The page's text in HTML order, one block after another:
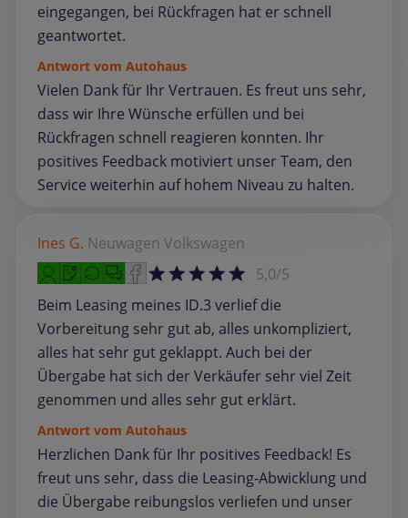
eingegangen, bei Rückfragen hat er schnell
geantwortet.
Antwort vom Autohaus
Vielen Dank für Ihr Vertrauen. Es freut uns sehr,
dass wir Ihre Wünsche erfüllen und bei
Rückfragen schnell reagieren konnten. Ihr
positives Feedback motiviert unser Team, den
Service weiterhin auf hohem Niveau zu halten.
Ines G. Neuwagen Volkswagen
5,0/5
Beim Leasing meines ID.3 verlief die
Vorbereitung sehr gut ab, alles unkompliziert,
alles hat sehr gut geklappt. Auch bei der
Übergabe hat sich der Verkäufer sehr viel Zeit
genommen und alles sehr gut erklärt.
Antwort vom Autohaus
Herzlichen Dank für Ihr positives Feedback! Es
freut uns sehr, dass die Leasing‑Abwicklung und
die Übergabe reibungslos verliefen und unser